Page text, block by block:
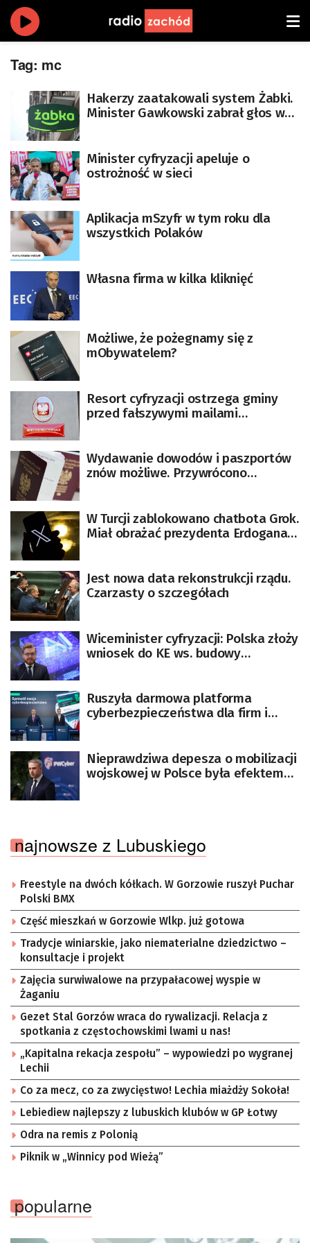
Tag: mc
Hakerzy zaatakowali system Żabki.
Minister Gawkowski zabrał głos ws.
Minister cyfryzacji apeluje o
ostrożność w sieci
Aplikacja mSzyfr w tym roku dla
wszystkich Polaków
Własna firma w kilka kliknięć
Możliwe, że pożegnamy się z
mObywatelem?
Resort cyfryzacji ostrzega gminy
przed fałszywymi mailami
Wydawanie dowodów i paszportów
znów możliwe. Przywrócono
W Turcji zablokowano chatbota Grok.
Miał obrażać prezydenta Erdogana
Jest nowa data rekonstrukcji rządu.
Czarzasty o szczegółach
Wiceminister cyfryzacji: Polska złoży
wniosek do KE ws. budowy
Ruszyła darmowa platforma
cyberbezpieczeństwa dla firm i
Nieprawdziwa depesza o mobilizacji
wojskowej w Polsce była efektem
najnowsze z Lubuskiego
Freestyle na dwóch kółkach. W Gorzowie ruszył Puchar
Polski BMX
Część mieszkań w Gorzowie Wlkp. już gotowa
Tradycje winiarskie, jako niematerialne dziedzictwo –
konsultacje i projekt
Zajęcia surwiwalowe na przypałacowej wyspie w
Żaganiu
Gezet Stal Gorzów wraca do rywalizacji. Relacja z
spotkania z częstochowskimi lwami u nas!
„Kapitalna rekacja zespołu” – wypowiedzi po wygranej
Lechii
Co za mecz, co za zwycięstwo! Lechia miażdży Sokoła!
Lebiediew najlepszy z lubuskich klubów w GP Łotwy
Odra na remis z Polonią
Piknik w „Winnicy pod Wieżą”
popularne